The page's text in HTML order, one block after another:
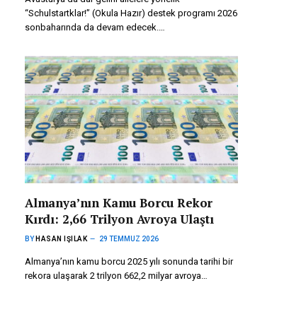
“Schulstartklar!” (Okula Hazır) destek programı 2026
sonbaharında da devam edecek.…
Almanya’nın Kamu Borcu Rekor
Kırdı: 2,66 Trilyon Avroya Ulaştı
BY HASAN IŞILAK 29 TEMMUZ 2026
Almanya’nın kamu borcu 2025 yılı sonunda tarihi bir
rekora ulaşarak 2 trilyon 662,2 milyar avroya…